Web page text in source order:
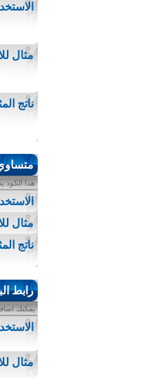
مثال
ناتج
هذا الكود
مثال
ناتج
رابط
يمكنك
مثال